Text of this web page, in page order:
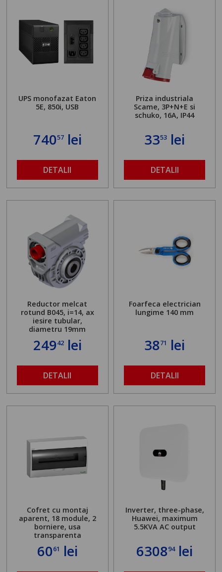
UPS monofazat Eaton
5E, 850i, USB
74057lei
DETALII
Priza industriala
Scame, 3P+N+E si
schuko, 16A, IP44
3353 lei
DETALII
Reductor melcat
rotund B045, i=14, ax
iesire tubular,
diametru 19mm
24942lei
DETALII
Foarfeca electrician
lungime 140 mm
3871 lei
DETALII
Cofret cu montaj
aparent, 18 module, 2
borniere, usa
transparenta
6061 lei
Inverter, three-phase,
Huawei, maximum
5.5KVA AC output
630894lei